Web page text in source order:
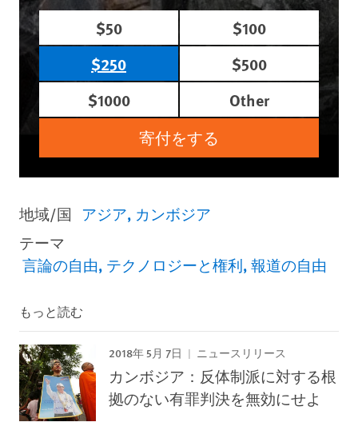
$50
$100
$250
$500
$1000
Other
寄付をする
地域/国 アジア カンボジア
テーマ
言論の自由 テクノロジーと権利 報道の自由
もっと読む
2018年 5月 7日 ニュースリリース
カンボジア：反体制派に対する根
拠のない有罪判決を無効にせよ